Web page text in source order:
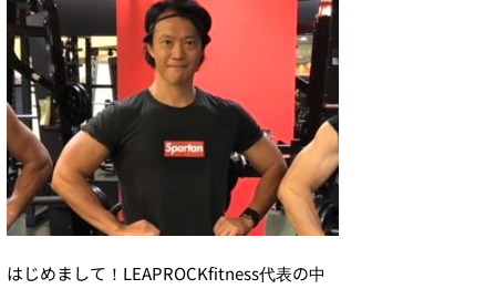
はじめまして！LEAPROCKfitness代表の中